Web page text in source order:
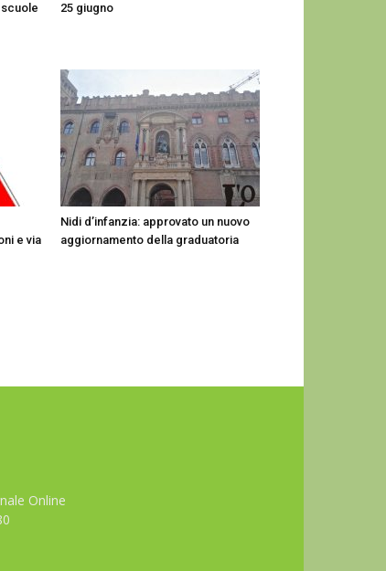
25 giugno
e via
Nidi d’infanzia: approvato un nuovo
aggiornamento della graduatoria
Online